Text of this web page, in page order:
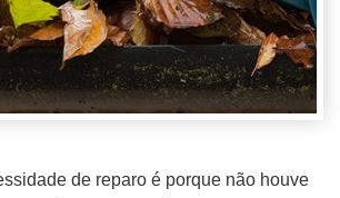
de reparo é porque não houve